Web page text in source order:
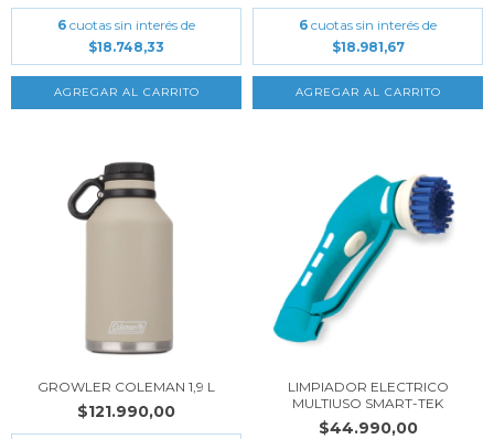
6 cuotas sin interés de
$18.748,33
6 cuotas sin interés de
$18.981,67
GROWLER COLEMAN 1,9 L
$121.990,00
LIMPIADOR ELECTRICO
MULTIUSO SMART-TEK
$44.990,00